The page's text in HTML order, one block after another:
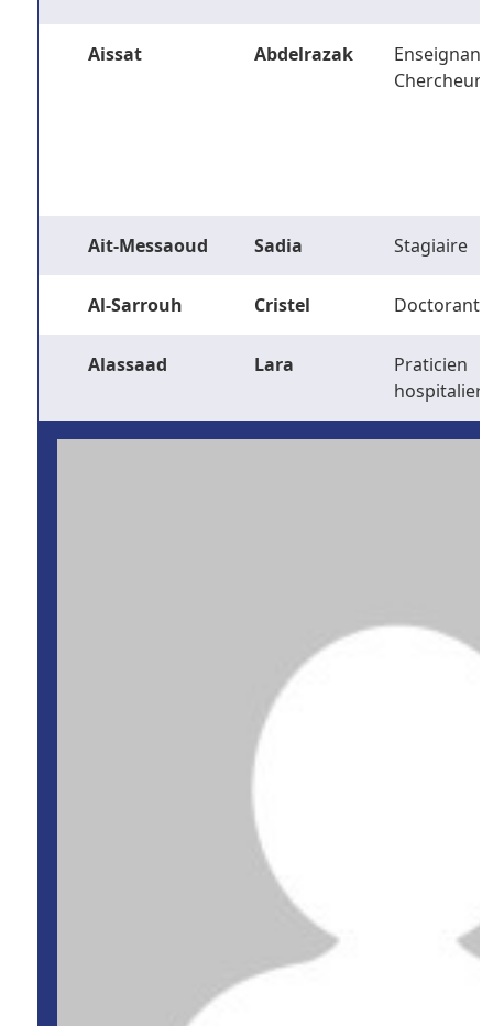
Aissat Abdelrazak
Enseignant-
Chercheur
Ait-Messaoud Sadia Stagiaire
Al-Sarrouh Cristel Doctorant
Alassaad Lara
Praticien
hospitalier